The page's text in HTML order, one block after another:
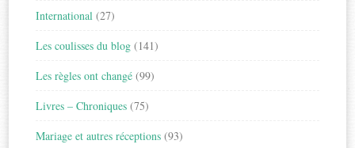
International (27)
Les coulisses du blog (141)
Les règles ont changé (99)
Livres – Chroniques (75)
Mariage et autres réceptions (93)